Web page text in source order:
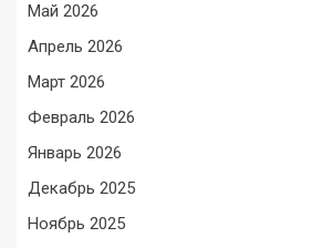
Май 2026
Апрель 2026
Март 2026
Февраль 2026
Январь 2026
Декабрь 2025
Ноябрь 2025